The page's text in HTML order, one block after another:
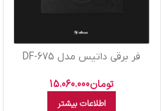
فر برقی داتیس مدل DF-675
تومان15.060.000
اطلاعات بیشتر